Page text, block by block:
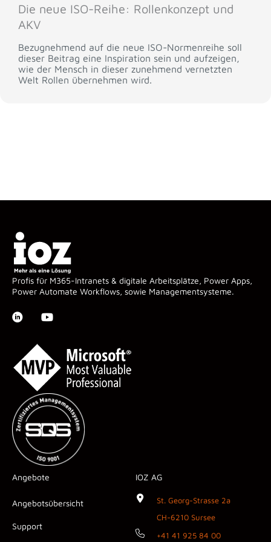
Die neue ISO-Reihe: Rollenkonzept und
AKV
Bezugnehmend auf die neue ISO-Normenreihe soll
dieser Beitrag eine Inspiration sein und aufzeigen,
wie der Mensch in dieser zunehmend vernetzten
Welt Rollen übernehmen wird.
Profis für M365-Intranets & digitale Arbeitsplätze, Power Apps,
Power Automate Workflows, sowie Managementsysteme.
Angebote
Angebotsübersicht
Support
IOZ AG
St. Georg-Strasse 2a
CH-6210 Sursee
+41 41 925 84 00